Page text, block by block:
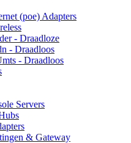
(poe) Adapters
- Draadloze
- Draadloos
- Draadloos
Servers
& Gateway